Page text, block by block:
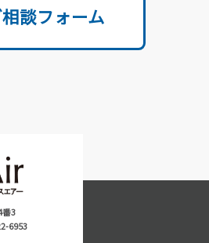
談フォーム
番3
6953